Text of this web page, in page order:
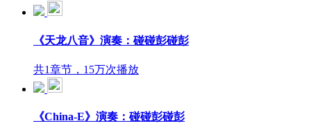
《天龙八音》演奏：碰碰彭碰彭
共1章节，15万次播放
《China-E》演奏：碰碰彭碰彭